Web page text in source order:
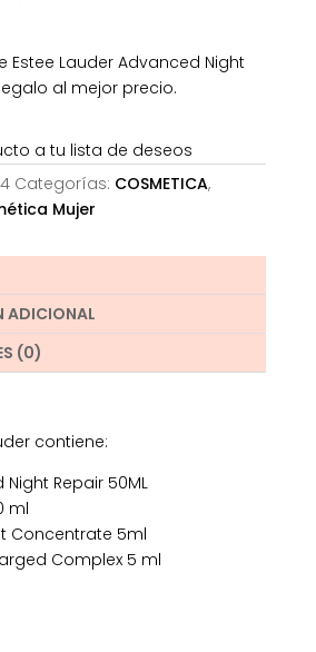
Estee Lauder Advanced Night
al mejor precio.
a tu lista de deseos
Categorías: COSMETICA,
Mujer
ADICIONAL
(0)
contiene:
Repair 50ML
ml
Concentrate 5ml
Complex 5 ml